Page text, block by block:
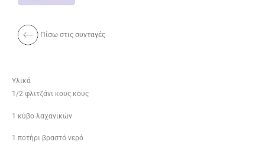
Πίσω στις συνταγές
Υλικά
1/2 φλιτζάνι κους κους
1 κύβο λαχανικών
1 ποτήρι βραστό νερό